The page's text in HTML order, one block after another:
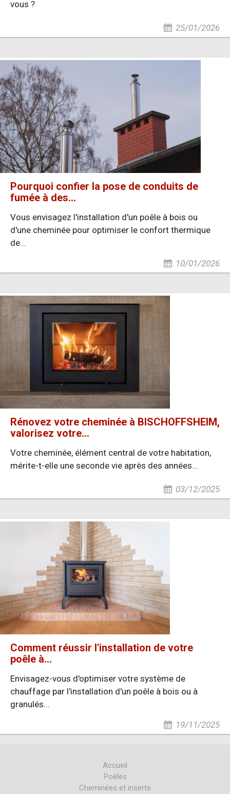
vous ?
25/01/2026
Pourquoi confier la pose de conduits de
fumée à des...
Vous envisagez l'installation d'un poêle à bois ou
d'une cheminée pour optimiser le confort thermique
de...
10/01/2026
Rénovez votre cheminée à BISCHOFFSHEIM,
valorisez votre...
Votre cheminée, élément central de votre habitation,
mérite-t-elle une seconde vie après des années...
03/12/2025
Comment réussir l'installation de votre
poêle à...
Envisagez-vous d'optimiser votre système de
chauffage par l'installation d'un poêle à bois ou à
granulés...
19/11/2025
Accueil
Poêles
Cheminées et inserts